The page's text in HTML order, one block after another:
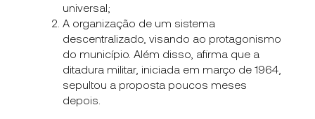
universal;
A organização de um sistema
descentralizado, visando ao protagonismo
do município. Além disso, afirma que a
ditadura militar, iniciada em março de 1964,
sepultou a proposta poucos meses
depois.